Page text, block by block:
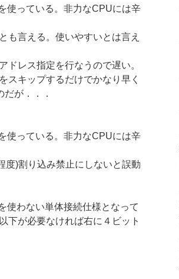
使っている。非力なCPUには辛
も言える。使いやすいとは言え
ドレス指定を行なうので遅い。
スキップするだけでかなり早く
が．．．
使っている。非力なCPUには辛
度)割り込み禁止にしないと誤動
使わない単体接続仕様となって
下が必要なければ右に４ビット